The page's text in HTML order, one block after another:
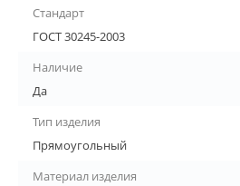
Стандарт
ГОСТ 30245-2003
Наличие
Да
Тип изделия
Прямоугольный
Материал изделия